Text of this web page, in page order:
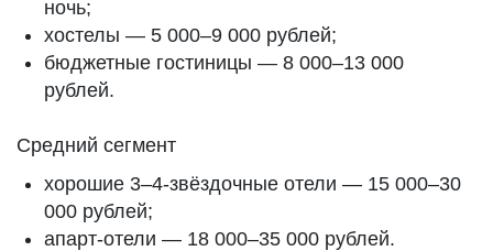
ночь;
хостелы — 5 000–9 000 рублей;
бюджетные гостиницы — 8 000–13 000
рублей.
Средний сегмент
хорошие 3–4-звёздочные отели — 15 000–30
000 рублей;
апарт-отели — 18 000–35 000 рублей.